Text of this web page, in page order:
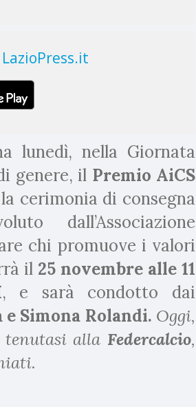
lunedì, nella Giornata
genere, il Premio AiCS
cerimonia di consegna
dall’Associazione
chi promuove i valori
il 25 novembre alle 11
, e sarà condotto dai
Simona Rolandi. Oggi,
tenutasi alla Federcalcio,